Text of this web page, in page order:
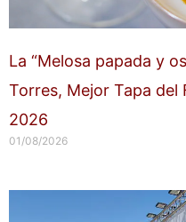
La “Melosa papada y
Torres, Mejor Tapa del
2026
01/08/2026